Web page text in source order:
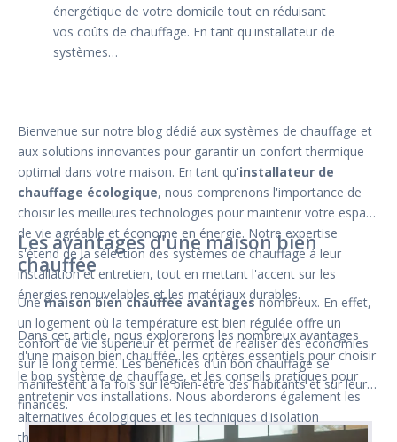
Bienvenue sur notre blog dédié aux systèmes de chauffage et
aux solutions innovantes pour garantir un confort thermique
optimal dans votre maison. En tant qu'installateur de
chauffage écologique, nous comprenons l'importance de
choisir les meilleures technologies pour maintenir votre espace
de vie agréable et économe en énergie. Notre expertise
s'étend de la sélection des systèmes de chauffage à leur
installation et entretien, tout en mettant l'accent sur les
énergies renouvelables et les matériaux durables.
Dans cet article, nous explorerons les nombreux avantages
d'une maison bien chauffée, les critères essentiels pour choisir
le bon système de chauffage, et les conseils pratiques pour
entretenir vos installations. Nous aborderons également les
alternatives écologiques et les techniques d'isolation
thermique pour maximiser l'efficacité énergétique de votre
Les avantages d'une maison bien
chauffée
Une maison bien chauffée avantagesnombreux. En effet,
un logement où la température est bien régulée offre un
confort de vie supérieur et permet de réaliser des économies
sur le long terme. Les bénéfices d’un bon chauffage se
manifestent à la fois sur le bien-être des habitants et sur leurs
finances.
énergétique de votre domicile tout en réduisant
vos coûts de chauffage. En tant qu'installateur de
systèmes…